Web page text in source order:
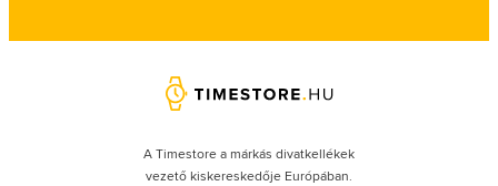
A Timestore a márkás divatkellékek
vezető kiskereskedője Európában.